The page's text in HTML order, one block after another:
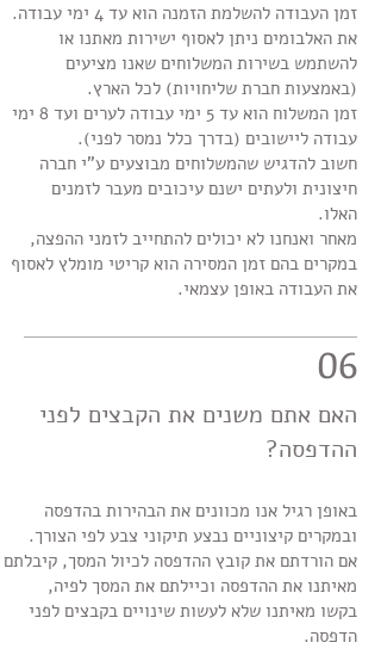
זמן העבודה להשלמת הזמנה הוא עד 4 ימי עבודה.
את האלבומים ניתן לאסוף ישירות מאתנו או
להשתמש בשירות המשלוחים שאנו מציעים
(באמצעות חברת שליחויות) לכל הארץ.
זמן המשלוח הוא עד 5 ימי עבודה לערים
ועד 8 ימי
עבודה ליישובים (בדרך כלל נמסר לפני).
חשוב להדגיש שהמשלוחים מבוצעים ע"י חברה
חיצונית ולעתים ישנם עיכובים מעבר לזמנים
האלו.
מאחר ואנחנו לא יכולים להתחייב לזמני ההפצה,
במקרים בהם זמן המסירה הוא קריטי מומלץ לאסוף
את העבודה באופן עצמאי.
06
האם אתם משנים את הקבצים לפני
ההדפסה?
באופן רגיל אנו מכוונים את הבהירות בהדפסה
ובמקרים קיצוניים נבצע תיקוני צבע לפי הצורך.
אם הורדתם את קובץ ההדפסה לכיול המסך, קיבלתם
מאיתנו את ההדפסה וכיילתם את המסך לפיה,
בקשו מאיתנו שלא לעשות שינויים בקבצים לפני
הדפסה.